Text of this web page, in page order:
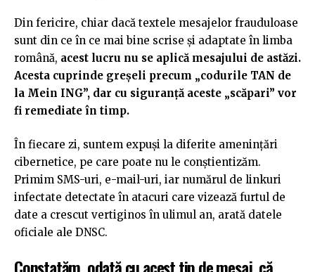
Din fericire, chiar dacă textele mesajelor frauduloase
sunt din ce în ce mai bine scrise și adaptate în limba
română, acest lucru nu se aplică mesajului de astăzi.
Acesta cuprinde greșeli precum „codurile TAN de
la Mein ING”, dar cu siguranță aceste „scăpari” vor
fi remediate în timp.
În fiecare zi, suntem expuși la diferite amenințări
cibernetice, pe care poate nu le conștientizăm.
Primim SMS-uri, e-mail-uri, iar numărul de linkuri
infectate detectate în atacuri care vizează furtul de
date a crescut vertiginos în ulimul an, arată datele
oficiale ale DNSC.